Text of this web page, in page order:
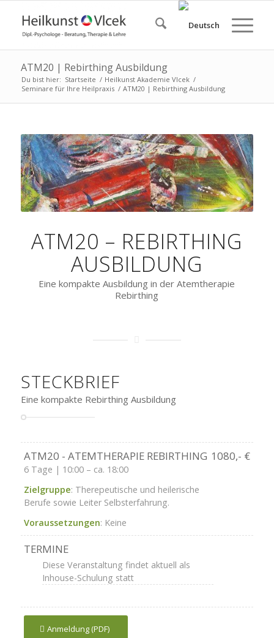
ATM20 | Rebirthing Ausbildung
Du bist hier: Startseite / Heilkunst Akademie Vlcek /
Seminare für Ihre Heilpraxis / ATM20 | Rebirthing Ausbildung
ATM20 – REBIRTHING
AUSBILDUNG
Eine kompakte Ausbildung in der Atemtherapie
Rebirthing
STECKBRIEF
Eine kompakte Rebirthing Ausbildung
ATM20 - ATEMTHERAPIE REBIRTHING 1080,- €
6 Tage | 10:00 – ca. 18:00
Zielgruppe: Therepeutische und heilerische
Berufe sowie Leiter Selbsterfahrung.
Voraussetzungen: Keine
TERMINE
Diese Veranstaltung findet aktuell als
Inhouse-Schulung statt
Anmeldung (PDF)